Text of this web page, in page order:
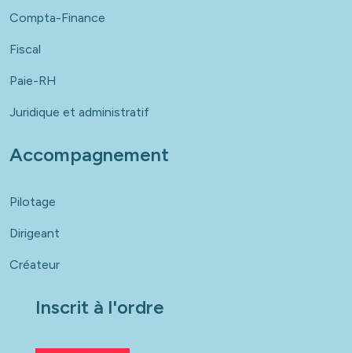
Compta-Finance
Fiscal
Paie-RH
Juridique et administratif
Accompagnement
Pilotage
Dirigeant
Créateur
Inscrit à l'ordre